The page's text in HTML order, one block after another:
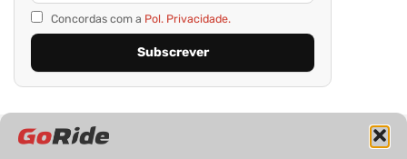
Concordas com a Pol. Privacidade.